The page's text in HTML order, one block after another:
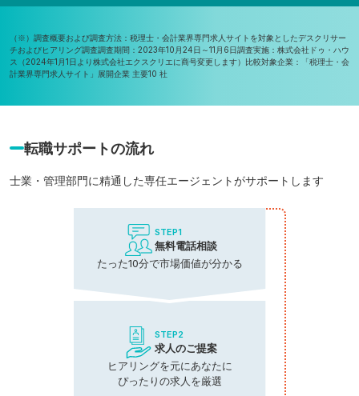
（※）調査概要および調査方法：税理士・会計業界専門求人サイトを対象としたデスクリサー
チおよびヒアリング調査調査期間：2023年10月24日～11月6日調査実施：株式会社ドゥ・ハウ
ス（2024年1月1日より株式会社エクスクリエに商号変更します） 比較対象企業：「税理士・会
計業界専門求人サイト」展開企業 主要10 社
転職サポートの流れ
士業・管理部門に精通した専任エージェントがサポートします
STEP1
無料電話相談
たった10分で市場価値が分かる
STEP2
求人のご提案
ヒアリングを元にあなたに
ぴったりの求人を厳選